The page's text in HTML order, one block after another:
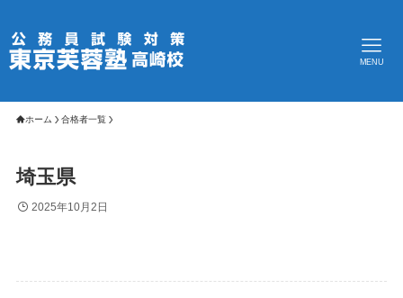
MENU
ホーム 合格者一覧
埼玉県
2025年10月2日